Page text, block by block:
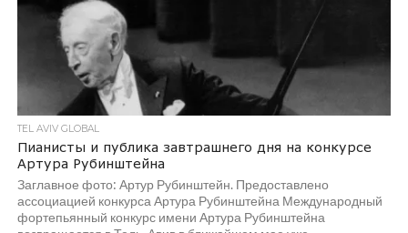
TEL AVIV GLOBAL
Пианисты и публика завтрашнего дня на конкурсе
Артура Рубинштейна
Заглавное фото: Артур Рубинштейн. Предоставлено
ассоциацией конкурса Артура Рубинштейна Международный
фортепьянный конкурс имени Артура Рубинштейна